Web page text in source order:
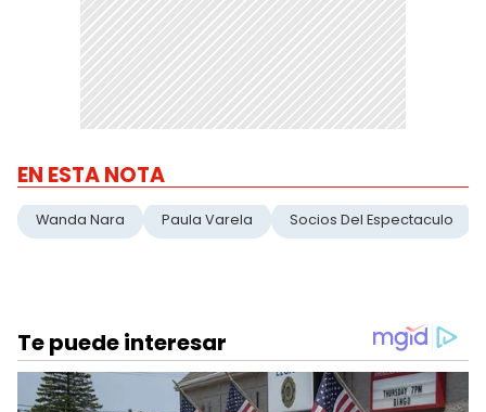
EN ESTA NOTA
Wanda Nara Paula Varela Socios Del Espectaculo